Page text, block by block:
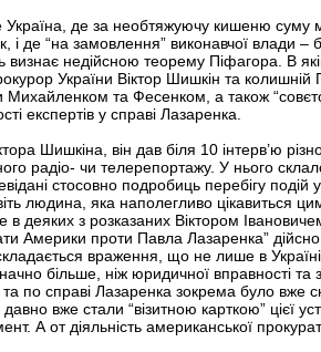
де за необтяжуючу кишеню суму
і де “на замовлення” виконавчої влади
визнає недійсною теорему Піфагора. В
України Віктор Шишкін та
та Фесенком, а також
експертів у справі Лазаренка.
Шишкіна, він дав біля 10 інтерв’ю
радіо- чи телерепортажу. У нього
стосовно подробиць перебігу
людина, яка наполегливо цікавиться
в деяких з розказаних Віктором
Америки проти Павла Лазаренка”
враження, що не лише в Україні,
більше, ніж юридичної вправності
та по справі Лазаренка зокрема було вже
вже стали “візитною карткою” цієї
А от діяльність американської